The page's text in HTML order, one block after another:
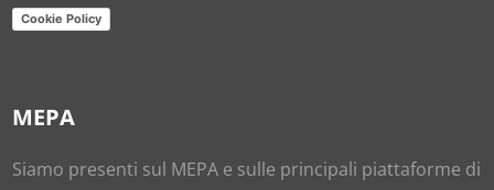
Cookie Policy
MEPA
Siamo presenti sul MEPA e sulle principali piattaforme di